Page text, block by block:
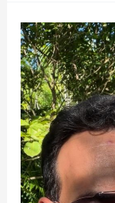
Sebastián
Martínez
y
Kathy
Sáenz
siguen
conquistando
con